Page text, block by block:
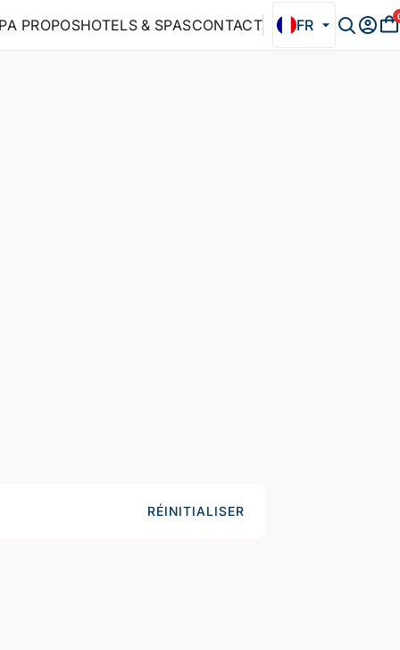
A PROPOSHOTELS & SPASCONTACT FR
RÉINITIALISER